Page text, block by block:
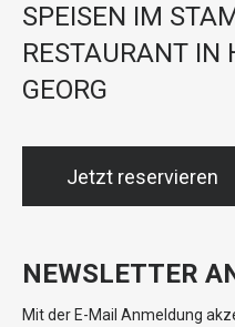
SPEISEN IM
RESTAURANT IN
GEORG
Jetzt reservieren
NEWSLETTER
Mit der E-Mail Anmeldung